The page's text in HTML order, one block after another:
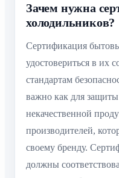
Зачем нужна
холодильников?
Сертификация
удостовериться в их
стандартам
важно как для
некачественной
производителей,
своему бренду.
должны